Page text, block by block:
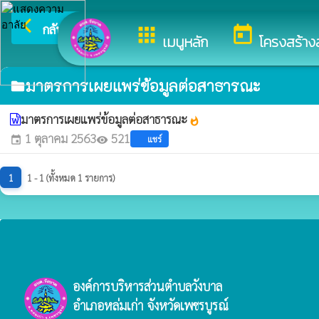
apps เมนูหลัก todayโครงสร้า
arrow_back_ios กลับเมนูหลัก ยินดีต้อนรับสู่เ
folderมาตรการเผยแพร่ข้อมูลต่อสาธารณะ
มาตรการเผยแพร่ข้อมูลต่อสาธารณะ whatshot
event 1 ตุลาคม 2563visibility 521 แชร์
1 1 - 1 (ทั้งหมด 1 รายการ)
องค์การบริหารส่วนตำบลวังบาล
อำเภอหล่มเก่า จังหวัดเพชรบูรณ์